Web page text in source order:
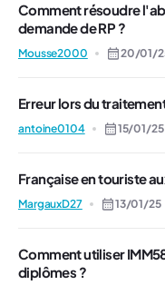
Comment résoudre
demande de RP ?
Mousse2000 20/01/
Erreur lors du
antoine0104 15/01/25
Française en touriste
MargauxD27 13/01/25
Comment utiliser
diplômes ?